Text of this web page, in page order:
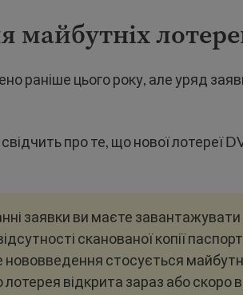
майбутніх
раніше цього року, але уряд
про те, що нової лотереї
заявки ви маєте завантажувати
сканованої копії
стосується
відкрита зараз або скоро